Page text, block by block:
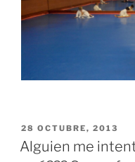
PUBLICADO
EL
28 OCTUBRE, 2013
Alguien me